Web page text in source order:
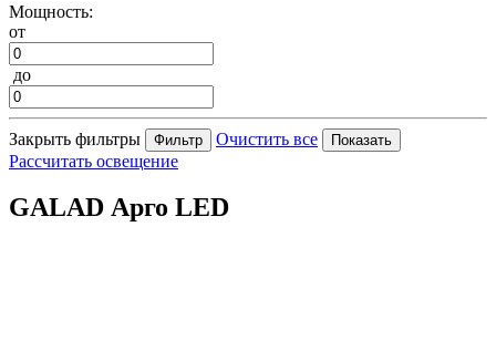
Мощность:
от
до
Закрыть фильтры
Очистить все
Рассчитать освещение
GALAD Арго LED